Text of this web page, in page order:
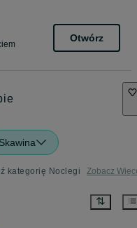
Otwórz
Skawina
kategorię Noclegi Zobacz